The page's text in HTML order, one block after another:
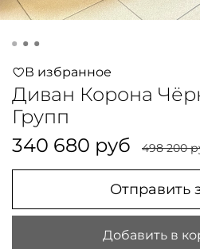
В избранное
Диван Корона
Групп
340 680 руб
498 200
Отправить
Добавить в